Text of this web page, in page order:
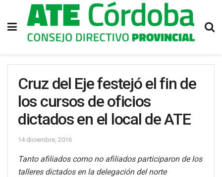
Cruz del Eje festejó el fin de
los cursos de oficios
dictados en el local de ATE
14 diciembre, 2016
Tanto afiliados como no afiliados participaron de los
talleres dictados en la delegación del norte